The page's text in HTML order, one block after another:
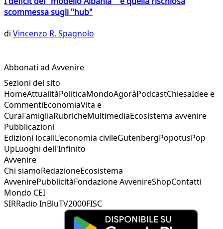
scommessa sugli "hub"
di Vincenzo R. Spagnolo
Abbonati ad Avvenire
Sezioni del sito
HomeAttualitàPoliticaMondoAgoràPodcastChiesaIdee e
CommentiEconomiaVita e
CuraFamigliaRubricheMultimediaEcosistema avvenire
Pubblicazioni
Edizioni localiL'economia civileGutenbergPopotusPop
UpLuoghi dell'Infinito
Avvenire
Chi siamoRedazioneEcosistema
AvvenirePubblicitàFondazione AvvenireShopContatti
Mondo CEI
SIRRadio InBluTV2000FISC